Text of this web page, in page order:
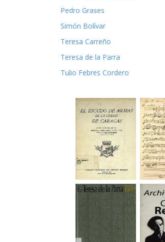
Pedro Grases
Simón Bolívar
Teresa Carreño
Teresa de la Parra
Tulio Febres Cordero